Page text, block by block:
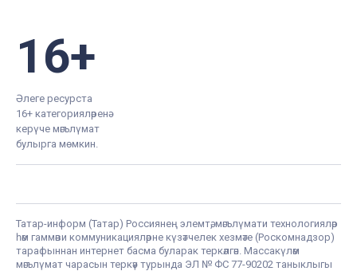
16+
Әлеге ресурста
16+ категорияләренә
керүче мәгълүмат
булырга мөмкин.
Татар-информ (Татар) Россиянең элемтә, мәгълүмати технологияләр
һәм гаммәви коммуникацияләрне күзәтчелек хезмәте (Роскомнадзор)
тарафыннан интернет басма буларак теркәлгән. Массакүләм
мәгълүмат чарасын теркәү турында ЭЛ № ФС 77-90202 таныклыгы